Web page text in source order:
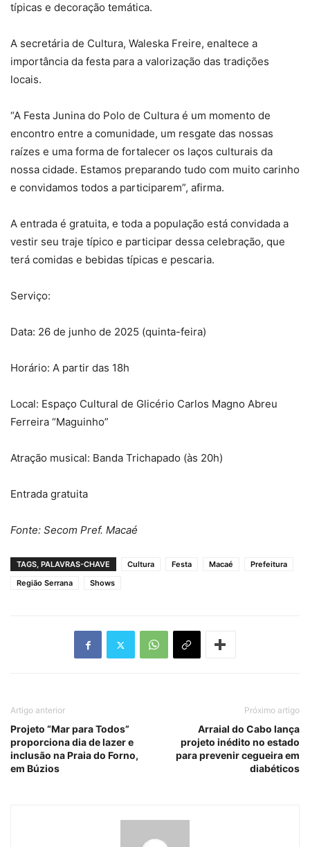
típicas e decoração temática.
A secretária de Cultura, Waleska Freire, enaltece a
importância da festa para a valorização das tradições
locais.
“A Festa Junina do Polo de Cultura é um momento de
encontro entre a comunidade, um resgate das nossas
raízes e uma forma de fortalecer os laços culturais da
nossa cidade. Estamos preparando tudo com muito carinho
e convidamos todos a participarem”, afirma.
A entrada é gratuita, e toda a população está convidada a
vestir seu traje típico e participar dessa celebração, que
terá comidas e bebidas típicas e pescaria.
Serviço:
Data: 26 de junho de 2025 (quinta-feira)
Horário: A partir das 18h
Local: Espaço Cultural de Glicério Carlos Magno Abreu
Ferreira “Maguinho”
Atração musical: Banda Trichapado (às 20h)
Entrada gratuita
Fonte: Secom Pref. Macaé
TAGS, PALAVRAS-CHAVE Cultura Festa Macaé
Prefeitura
Região Serrana
Shows
Artigo anterior
Projeto “Mar para Todos”
proporciona dia de lazer e
inclusão na Praia do Forno,
em Búzios
Próximo artigo
Arraial do Cabo lança
projeto inédito no estado
para prevenir cegueira em
diabéticos